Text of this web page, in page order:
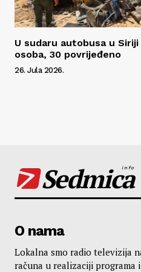
U sudaru autobusa u
osoba, 30 povrijeđeno
26. Jula 2026.
Sedmica
info
O nama
Lokalna smo radio televizija
računa u realizaciji programa